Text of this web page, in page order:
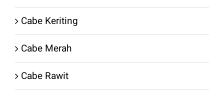
Cabe Keriting
Cabe Merah
Cabe Rawit